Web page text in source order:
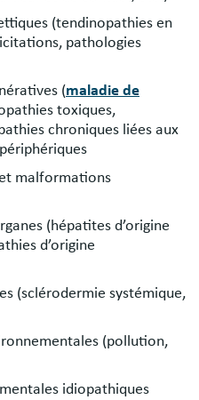
(tendinopathies en
pathologies
(maladie de
toxiques,
chroniques liées aux
malformations
(hépatites d’origine
d’origine
(sclérodermie systémique,
(pollution,
idiopathiques